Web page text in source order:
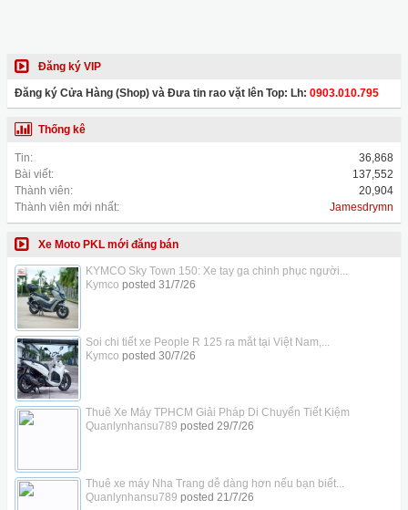
Đăng ký VIP
Đăng ký Cửa Hàng (Shop) và Đưa tin rao vặt lên Top: Lh: 0903.010.795
Thống kê
Tin:
36,868
Bài viết:
137,552
Thành viên:
20,904
Thành viên mới nhất:
Jamesdrymn
Xe Moto PKL mới đăng bán
KYMCO Sky Town 150: Xe tay ga chinh phục người...
Kymco posted 31/7/26
Soi chi tiết xe People R 125 ra mắt tại Việt Nam,...
Kymco posted 30/7/26
Thuê Xe Máy TPHCM Giải Pháp Di Chuyển Tiết Kiệm
Quanlynhansu789 posted 29/7/26
Thuê xe máy Nha Trang dễ dàng hơn nếu bạn biết...
Quanlynhansu789 posted 21/7/26